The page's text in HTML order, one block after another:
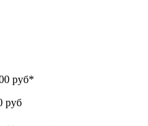
руб*
руб